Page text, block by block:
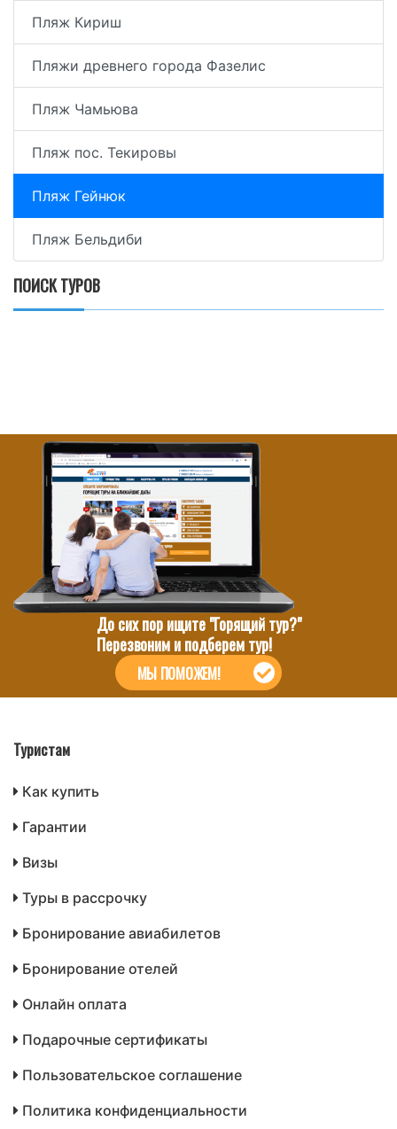
Пляж Кириш
Пляжи древнего города Фазелис
Пляж Чамьюва
Пляж пос. Текировы
Пляж Гейнюк
Пляж Бельдиби
ПОИСК ТУРОВ
До сих пор ищите "Горящий тур?"
Перезвоним и подберем тур!
МЫ ПОМОЖЕМ!
Туристам
Как купить
Гарантии
Визы
Туры в рассрочку
Бронирование авиабилетов
Бронирование отелей
Онлайн оплата
Подарочные сертификаты
Пользовательское соглашение
Политика конфиденциальности